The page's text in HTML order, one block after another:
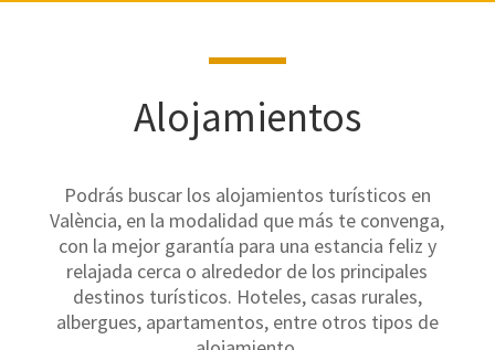
Alojamientos
Podrás buscar los alojamientos turísticos en
València, en la modalidad que más te convenga,
con la mejor garantía para una estancia feliz y
relajada cerca o alrededor de los principales
destinos turísticos. Hoteles, casas rurales,
albergues, apartamentos, entre otros tipos de